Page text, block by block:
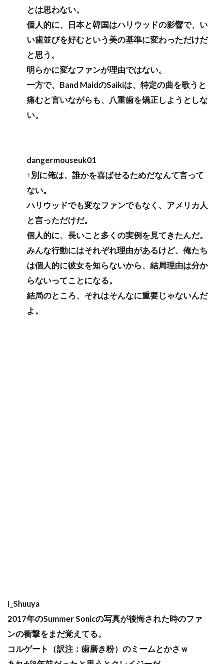
とは思わない。
個人的に、日本と韓国はハリウッドの影響で、い
い歯並びを好むという美の基準に変わっただけだ
と思う。
明らかに変なファンが理由ではない。
一方で、Band MaidのSaikiは、特定の曲を歌うと
痛むと言いながらも、八重歯を矯正しようとしな
い。
dangermouseuk01
↑別に俺は、誰かを喜ばせるためだなんて言って
ない。
ハリウッドでも変なファンでもなく、アメリカ人
と言っただけだ。
個人的に、長いこと多くの実例を見てきたんだ。
みんな行動にはそれぞれ理由があるけど、俺たち
は個人的に彼女を知らないから、結局理由は分か
らないってことになる。
結局のところ、それはそんなに重要じゃないんだ
よ。
I_Shuuya
2017年のSummer Sonicの写真が後悔された時のファ
ンの衝撃をまだ覚えてる。
コルゲート（訳注：歯磨き粉）のミームとかさｗ